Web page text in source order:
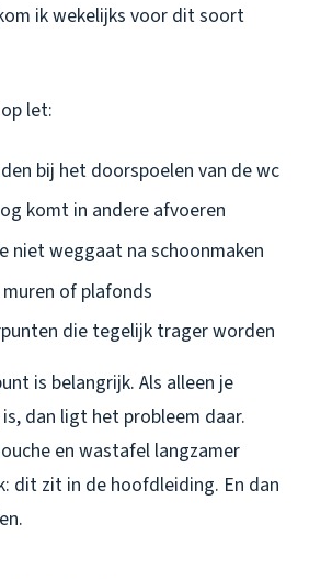
ik wekelijks voor dit soort
let:
bij het doorspoelen van de wc
komt in andere afvoeren
niet weggaat na schoonmaken
of plafonds
die tegelijk trager worden
is belangrijk. Als alleen je
dan ligt het probleem daar.
en wastafel langzamer
dit zit in de hoofdleiding. En dan